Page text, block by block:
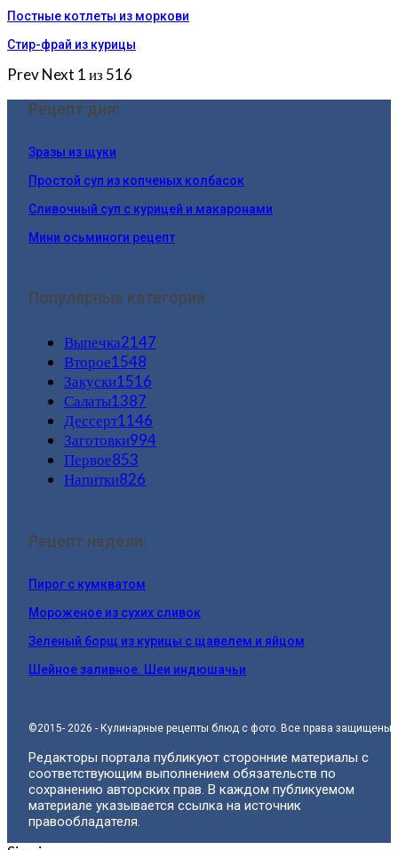
Постные котлеты из моркови
Стир-фрай из курицы
PrevNext 1 из 516
Рецепт дня:
Зразы из щуки
Простой суп из копченых колбасок
Сливочный суп с курицей и макаронами
Мини осьминоги рецепт
Популярные категории
Выпечка2147
Второе1548
Закуски1516
Салаты1387
Дессерт1146
Заготовки994
Первое853
Напитки826
Рецепт недели:
Пирог с кумкватом
Мороженое из сухих сливок
Зеленый борщ из курицы с щавелем и яйцом
Шейное заливное. Шеи индюшачьи
©2015- 2026 - Кулинарные рецепты блюд с фото. Все права защищены.
Редакторы портала публикуют сторонние материалы с
соответствующим выполнением обязательств по
сохранению авторских прав. В каждом публикуемом
материале указывается ссылка на источник
правообладателя.